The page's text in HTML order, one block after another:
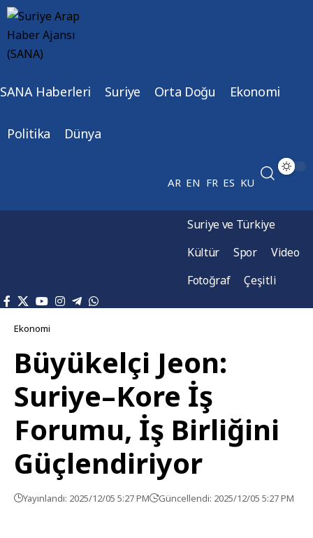
SANA Haberleri Suriye Orta Doğu Ekonomi
Politika Dünya
AR EN FR ES KU
Suriye ve Türkiye
Kültür
Spor
Video
Fotoğraf
Çeşitli
Ekonomi
Büyükelçi Jeon:
Suriye–Kore İş
Forumu, İş Birliğini
Güçlendiriyor
Yayınlandı: 2025/12/05 5:27 PM Güncellendi: 2025/12/05 5:27 PM